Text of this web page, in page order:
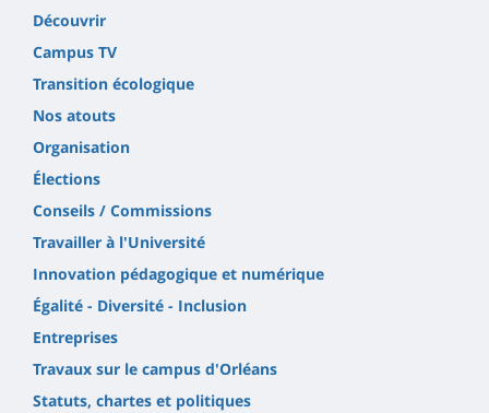
Découvrir
Campus TV
Transition écologique
Nos atouts
Organisation
Élections
Conseils / Commissions
Travailler à l'Université
Innovation pédagogique et numérique
Égalité - Diversité - Inclusion
Entreprises
Travaux sur le campus d'Orléans
Statuts, chartes et politiques